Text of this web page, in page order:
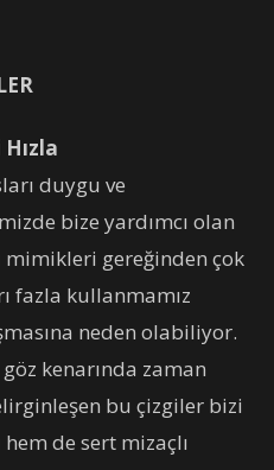
duygu ve
bize yardımcı olan
mimikleri gereğinden çok
fazla kullanmamız
neden olabiliyor.
kenarında zaman
bu çizgiler bizi
de sert mizaçlı